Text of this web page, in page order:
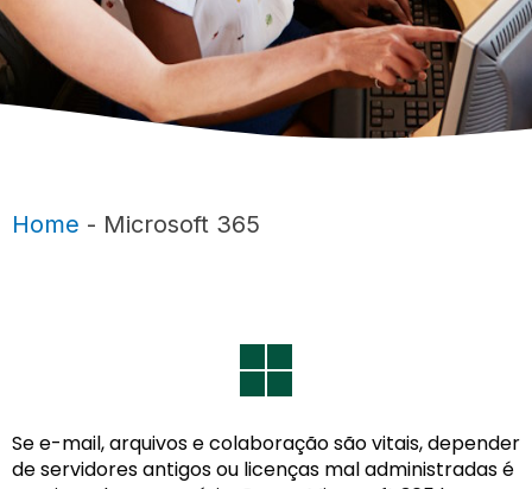
Home - Microsoft 365
Se e-mail, arquivos e colaboração são vitais, depender
de servidores antigos ou licenças mal administradas é